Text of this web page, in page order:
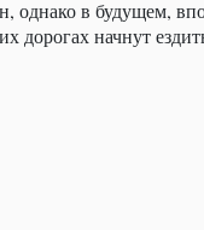
однако в будущем,
дорогах начнут